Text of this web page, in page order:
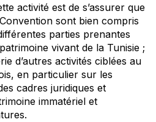
activité est de s’assurer que
sont bien compris
parties prenantes
vivant de la Tunisie ;
d’autres activités ciblées au
en particulier sur les
cadres juridiques et
immatériel et